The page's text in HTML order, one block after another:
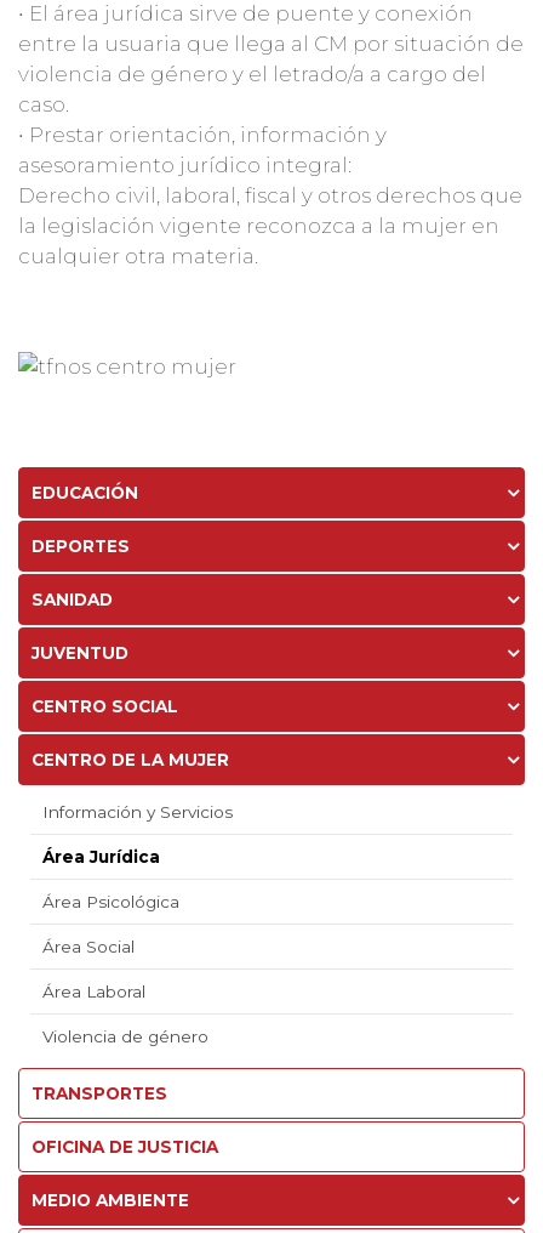
EDUCACIÓN
DEPORTES
SANIDAD
JUVENTUD
CENTRO SOCIAL
CENTRO DE LA MUJER
Información y Servicios
Área Jurídica
Área Psicológica
Área Social
Área Laboral
Violencia de género
TRANSPORTES
OFICINA DE JUSTICIA
MEDIO AMBIENTE
• El área jurídica sirve de puente y conexión
entre la usuaria que llega al CM por situación de
violencia de género y el letrado/a a cargo del
caso.
• Prestar orientación, información y
asesoramiento jurídico integral:
Derecho civil, laboral, fiscal y otros derechos que
la legislación vigente reconozca a la mujer en
cualquier otra materia.